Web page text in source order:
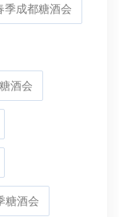
季成都糖酒会
酒会
糖酒会